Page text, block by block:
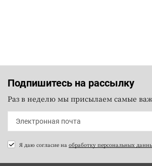
Подпишитесь на рассылку
Раз в неделю мы присылаем самые
Я даю согласие на обработку персональных